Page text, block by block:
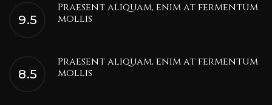
9.5
Praesent aliquam, enim at fermentum
mollis
8.5
Praesent aliquam, enim at fermentum
mollis